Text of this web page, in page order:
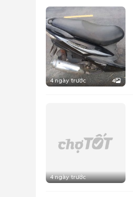
4 ngày trước 4
4 ngày trước